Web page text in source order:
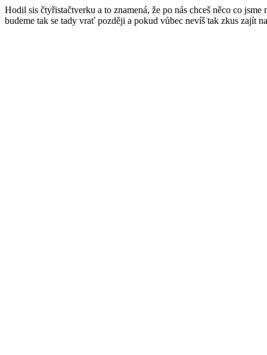
Hodil sis čtyřistačtverku a to znamená, že po nás chceš něco co
budeme tak se tady vrať později a pokud vůbec nevíš tak zkus zajít